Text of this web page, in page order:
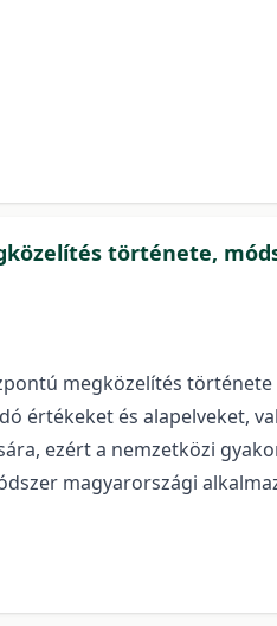
története,
megközelítés
értékeket és alapelveket,
ezért a nemzetközi
magyarországi